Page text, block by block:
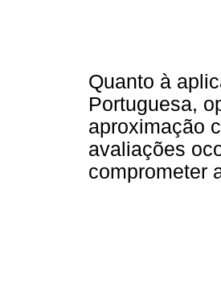
Quanto à
Portuguesa,
aproximação
avaliações
comprometer